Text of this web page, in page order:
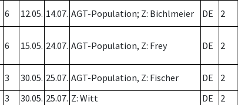
6 12.05. 14.07. AGT-Population; Z: Bichlmeier DE 2
6 15.05. 24.07. AGT-Population, Z: Frey DE 2
3 30.05. 25.07. AGT-Population, Z: Fischer DE 2
3 30.05. 25.07. Z: Witt DE 2